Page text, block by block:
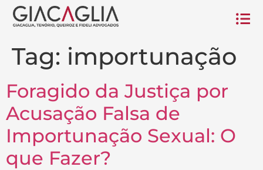
Tag: importunação
Foragido da Justiça por
Acusação Falsa de
Importunação Sexual: O
que Fazer?